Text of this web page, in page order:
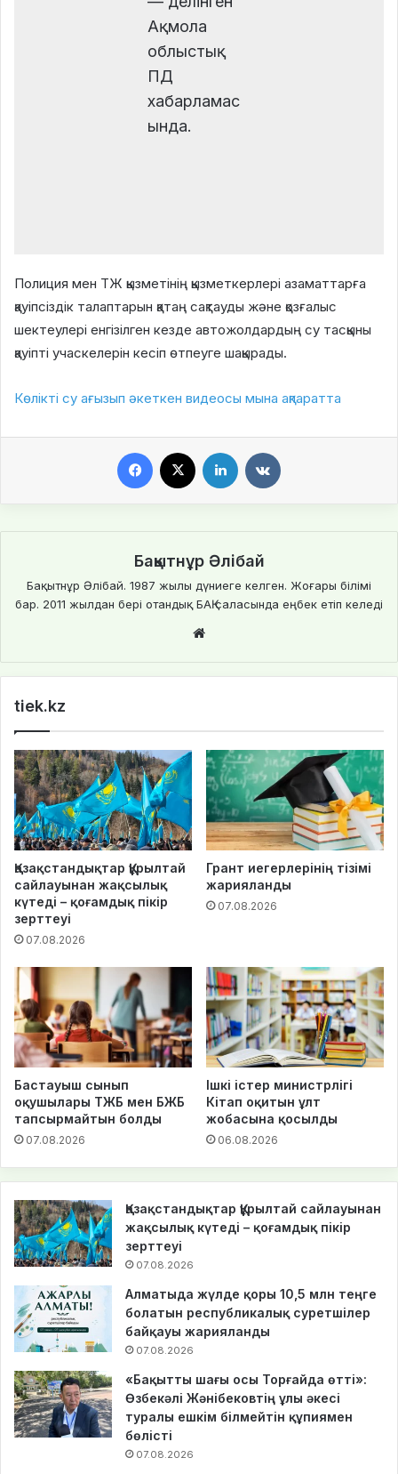
Ақмола
облыстық
ПД
хабарламас
ында.
Полиция мен ТЖ қызметінің қызметкерлері азаматтарға
қауіпсіздік талаптарын қатаң сақтауды және қозғалыс
шектеулері енгізілген кезде автожолдардың су тасқыны
қауіпті учаскелерін кесіп өтпеуге шақырады.
Көлікті су ағызып әкеткен видеосы мына ақпаратта
Facebook LinkedIn
Бақытнұр Әлібай
Бақытнұр Әлібай. 1987 жылы дүниеге келген. Жоғары білімі
бар. 2011 жылдан бері отандық БАҚ саласында еңбек етіп келеді
tiek.kz
Қазақстандықтар Құрылтай
сайлауынан жақсылық
күтеді – қоғамдық пікір
зерттеуі
07.08.2026
Грант иегерлерінің тізімі
жарияланды
07.08.2026
Бастауыш сынып
оқушылары ТЖБ мен БЖБ
тапсырмайтын болды
07.08.2026
Ішкі істер министрлігі
Кітап оқитын ұлт
жобасына қосылды
06.08.2026
Қазақстандықтар Құрылтай сайлауынан
жақсылық күтеді – қоғамдық пікір
зерттеуі
07.08.2026
Алматыда жүлде қоры 10,5 млн теңге
болатын республикалық суретшілер
байқауы жарияланды
07.08.2026
«Бақытты шағы осы Торғайда өтті»:
Өзбекәлі Жәнібековтің ұлы әкесі
туралы ешкім білмейтін құпиямен
бөлісті
07.08.2026